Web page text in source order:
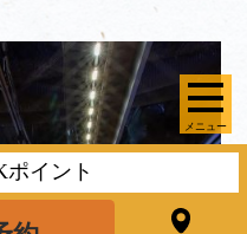
メニュー
ポイント